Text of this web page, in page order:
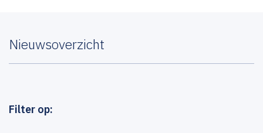
Nieuwsoverzicht
Filter op: